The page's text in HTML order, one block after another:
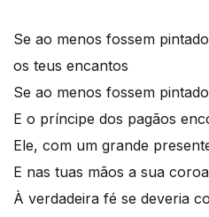
Se ao menos fossem
os teus encantos
Se ao menos fossem
E o príncipe dos pagãos
Ele, com um grande
E nas tuas mãos a sua
À verdadeira fé se deveria